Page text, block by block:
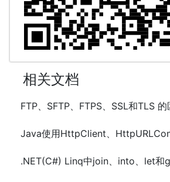
相关文档
FTP、SFTP、FTPS、SSL和TLS
.NET(C#) Linq中join、into、let和